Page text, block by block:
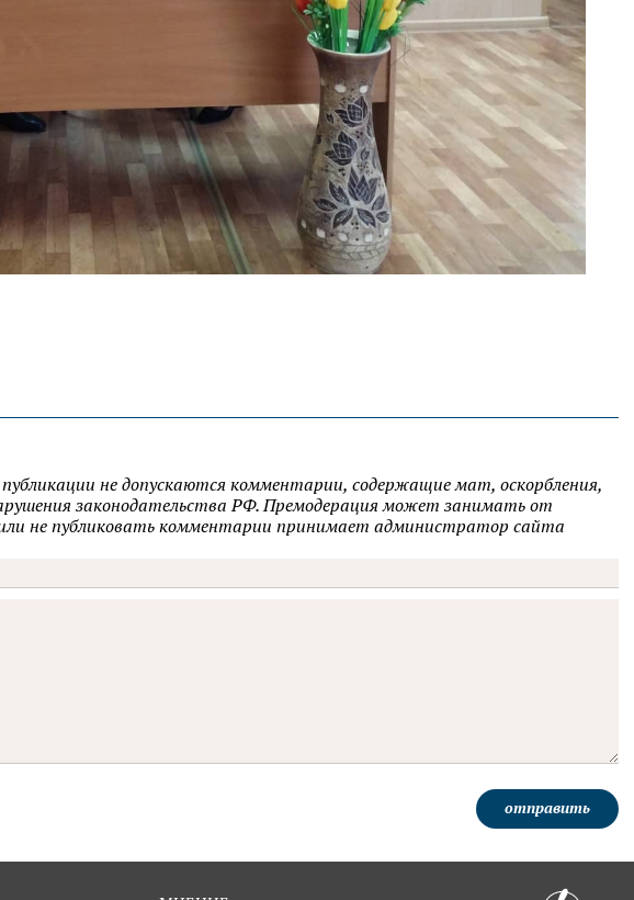
не допускаются комментарии, содержащие мат, оскорбления,
законодательства РФ. Премодерация может занимать от
не публиковать комментарии принимает администратор сайта
отправить